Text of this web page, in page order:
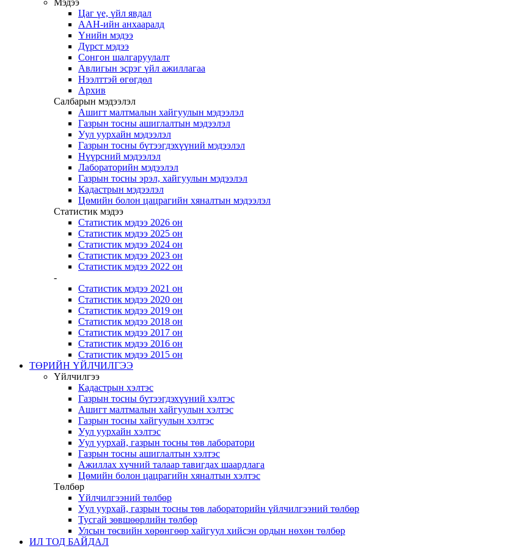
Мэдээ
Цаг үе, үйл явдал
ААН-ийн анхааралд
Үнийн мэдээ
Дүрст мэдээ
Сонгон шалгаруулалт
Авлигын эсрэг үйл ажиллагаа
Нээлттэй өгөгдөл
Архив
Салбарын мэдээлэл
Ашигт малтмалын хайгуулын мэдээлэл
Газрын тосны ашиглалтын мэдээлэл
Уул уурхайн мэдээлэл
Газрын тосны бүтээгдэхүүний мэдээлэл
Нүүрсний мэдээлэл
Лабораторийн мэдээлэл
Газрын тосны эрэл, хайгуулын мэдээлэл
Кадастрын мэдээлэл
Цөмийн болон цацрагийн хяналтын мэдээлэл
Статистик мэдээ
Статистик мэдээ 2026 он
Статистик мэдээ 2025 он
Статистик мэдээ 2024 он
Статистик мэдээ 2023 он
Статистик мэдээ 2022 он
-
Статистик мэдээ 2021 он
Статистик мэдээ 2020 он
Статистик мэдээ 2019 он
Статистик мэдээ 2018 он
Статистик мэдээ 2017 он
Статистик мэдээ 2016 он
Статистик мэдээ 2015 он
ТӨРИЙН ҮЙЛЧИЛГЭЭ
Үйлчилгээ
Кадастрын хэлтэс
Газрын тосны бүтээгдэхүүний хэлтэс
Ашигт малтмалын хайгуулын хэлтэс
Газрын тосны хайгуулын хэлтэс
Уул уурхайн хэлтэс
Уул уурхай, газрын тосны төв лаборатори
Газрын тосны ашиглалтын хэлтэс
Ажиллах хүчний талаар тавигдах шаардлага
Цөмийн болон цацрагийн хяналтын хэлтэс
Төлбөр
Үйлчилгээний төлбөр
Уул уурхай, газрын тосны төв лабораторийн үйлчилгээний төлбөр
Тусгай зөвшөөрлийн төлбөр
Улсын төсвийн хөрөнгөөр хайгуул хийсэн ордын нөхөн төлбөр
ИЛ ТОД БАЙДАЛ